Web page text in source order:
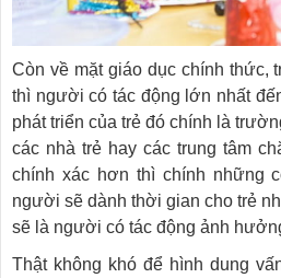
Còn về mặt giáo dục chính thức,
thì người có tác động lớn nhất
phát triển của trẻ đó chính là
các nhà trẻ hay các trung tâm
chính xác hơn thì chính những
người sẽ dành thời gian cho trẻ
sẽ là người có tác động ảnh
Thật không khó để hình dung